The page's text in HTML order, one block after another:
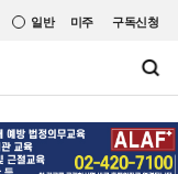
미주 구독신청
일반